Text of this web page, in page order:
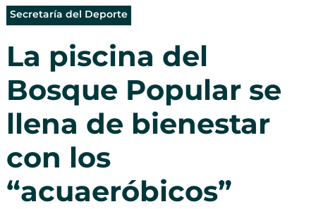
Secretaría del Deporte
La piscina del
Bosque Popular se
llena de bienestar
con los
“acuaeróbicos”